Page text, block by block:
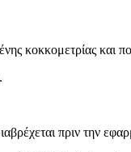
κοκκομετρίας και
πριν την